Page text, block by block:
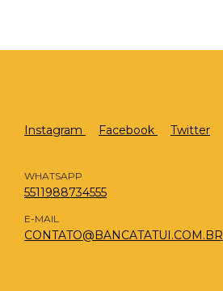
Instagram Facebook Twitter
WHATSAPP
5511988734555
E-MAIL
CONTATO@BANCATATUI.COM.BR